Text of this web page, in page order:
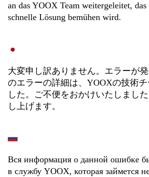
an das YOOX Team weitergeleitet,
schnelle Lösung bemühen wird.
大変申し訳ありません。エラーが
のエラーの詳細は、YOOXの技術
した。ご不便をおかけいたしまし
し上げます。
Вся информация о данной ошибке
в службу YOOX, которая займется